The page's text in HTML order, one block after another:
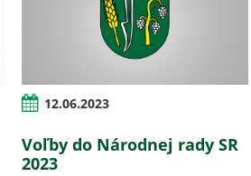
12.06.2023
Voľby do Národnej rady SR
2023